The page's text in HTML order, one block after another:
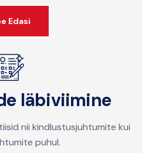
Edasi
läbiviimine
nii kindlustusjuhtumite kui
puhul.